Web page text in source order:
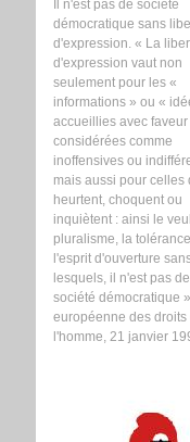
Il n'est pas de société
démocratique sans
d'expression. « La
d'expression vaut non
seulement pour les «
informations » ou «
accueillies avec faveur
considérées comme
inoffensives ou
mais aussi pour celles
heurtent, choquent ou
inquiètent : ainsi le
pluralisme, la
l'esprit d'ouverture
lesquels, il n'est pas
société démocratique
européenne des droits
l'homme, 21 janvier